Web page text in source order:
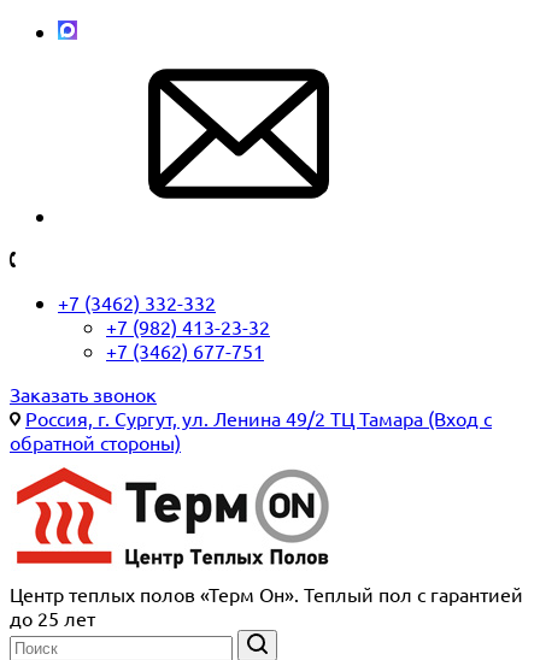
+7 (3462) 332-332
+7 (982) 413-23-32
+7 (3462) 677-751
Заказать звонок
Россия, г. Сургут, ул. Ленина 49/2 ТЦ Тамара (Вход с
обратной стороны)
Центр теплых полов «Терм Он». Теплый пол с гарантией
до 25 лет